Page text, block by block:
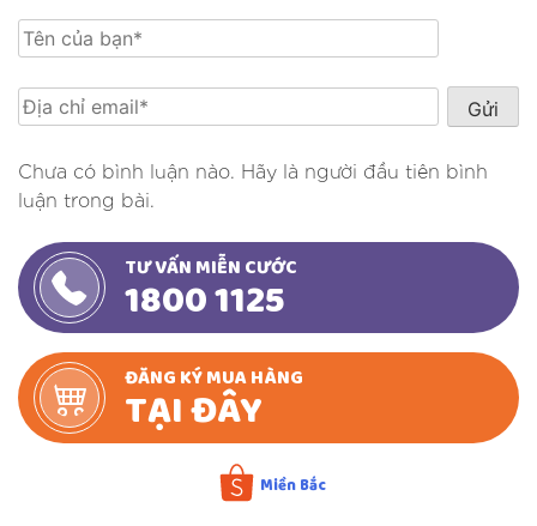
Chưa có bình luận nào. Hãy là người đầu tiên bình
luận trong bài.
TƯ VẤN MIỄN CƯỚC
1800 1125
ĐĂNG KÝ MUA HÀNG
TẠI ĐÂY
Miền Bắc